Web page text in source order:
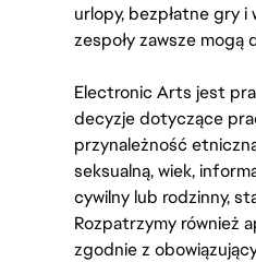
urlopy, bezpłatne gry
zespoły zawsze mogą
Electronic Arts jest
decyzje dotyczące
przynależność
seksualną, wiek,
cywilny lub rodzinny,
Rozpatrzymy również
zgodnie z